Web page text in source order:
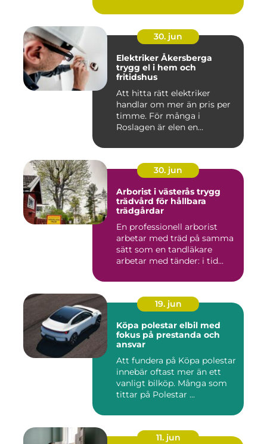
30. jun
Elektriker Åkersberga
trygg el i hem och
fritidshus
Att hitta rätt elektriker
handlar om mer än pris per
timme. För många i
Roslagen är elen en
30. jun
Arborist i västerås trygg
trädvård för hållbara
trädgårdar
En professionell arborist
arbetar med träd på samma
sätt som en tandläkare
arbetar med tänder: i tid...
19. jun
Köpa polestar elbil med
fokus på prestanda och
ansvar
Att fundera på Köpa polestar
innebär oftast mer än ett
vanligt bilköp. Många som
tittar på Polestar ...
11. jun